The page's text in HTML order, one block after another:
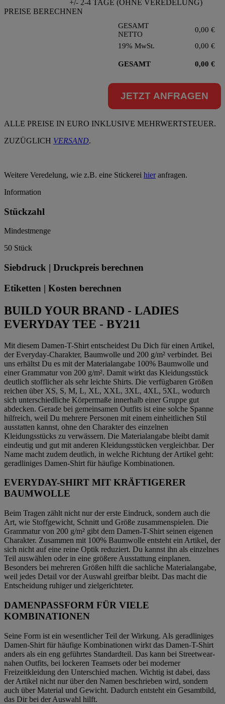
+/- 2-4 TAGE (OHNE VEREDELUNG)
PREISE BERECHNEN
GESAMT
NETTO
0,00 €
19% MwSt.
0,00 €
GESAMT 0,00 €
JETZT ANFRAGEN
ALLE PREISE IN EURO INKLUSIVE MEHRWERTSTEUER.
ZUZÜGLICH VERSAND.
Weitere Veredelung, wie z.B. eine Stickerei hieranfragen.
Information
Stückzahl
Mindestmenge
50 Stück
Siebdruck | Druckpreis berechnen
Etiketten | Kosten berechnen
BUILD YOUR BRAND - LADIES
EVERYDAY TEE - BY211
Mit diesem Damen-T-Shirt entscheidest Du Dich für einen Artikel,
der Everyday-Charakter, Baumwolle und 200 g/m² verbindet. Bei
uns erhältst Du es mit der Materialangabe 100% Baumwolle und
einer Grammatur von 200 g/m². Damit wirkt das Kleidungsstück
deutlich stofflicher als sehr leichte Shirts. Die verfügbaren Größen
reichen über XS, S, M, L, XL, XXL, 3XL, 4XL, 5XL, wodurch
sich unterschiedliche Körpermaße innerhalb einer Gruppe gut
abdecken. Gerade bei gemeinsamen Outfits ist eine solche Spanne
hilfreich, weil Du mehrere Personen mit einem einheitlichen Stil
ausstatten kannst, ohne den Charakter des einzelnen
Kleidungsstücks zu verwässern. Die Materialangabe bleibt damit
eindeutig und gut mit anderen Kleidungsstücken vergleichbar. Der
Name macht zudem deutlich, in welche Richtung der Artikel geht:
geradliniges Damen-Shirt für häufige Kombinationen.
EVERYDAY-SHIRT MIT KRÄFTIGERER
BAUMWOLLE
Beim Tragen zählt nicht nur der erste Eindruck, sondern auch die
Art, wie Stoffgewicht, Schnitt und Größe zusammenspielen. Die
Grammatur von 200 g/m² gibt dem Damen-T-Shirt seinen eigenen
Charakter. Zusammen mit 100% Baumwolle entsteht ein Artikel, der
sich nicht auf eine reine Optik reduziert. Du kannst ihn als einzelnes
Teil auswählen oder in eine größere Ausstattung einplanen.
Besonders bei mehreren Größen hilft die sachliche Materialangabe,
weil jedes Detail vor der Auswahl greifbar bleibt. Das macht die
Entscheidung ruhiger und zielgerichteter.
DAMENPASSFORM FÜR VIELE
KOMBINATIONEN
Seine Form ist ein wesentlicher Teil der Wirkung. Als geradliniges
Damen-Shirt für häufige Kombinationen wirkt das Damen-T-Shirt
anders als ein eng geführtes Standardteil. Das kann bei Streetwear-
nahen Outfits, bei lockeren Teamsets oder bei moderner
Freizeitkleidung den Unterschied machen. Wichtig ist dabei, dass
der Artikel nicht nur über den Namen beschrieben wird, sondern
auch über Material und Gewicht. Dadurch entsteht ein Gesamtbild,
das Dir bei der Auswahl hilft.